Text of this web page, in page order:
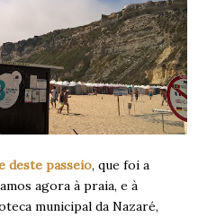
deste passeio, que foi a
agora à praia, e à
municipal da Nazaré,